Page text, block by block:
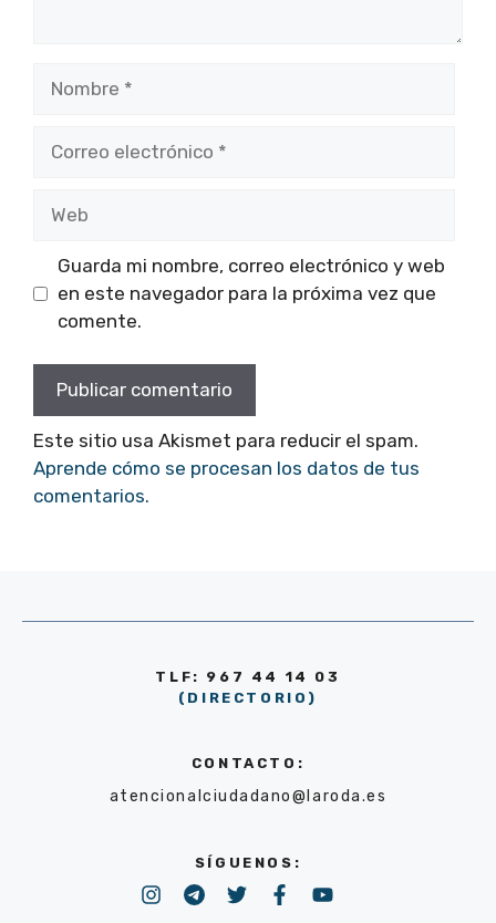
Guarda mi nombre, correo electrónico y web
en este navegador para la próxima vez que
comente.
Este sitio usa Akismet para reducir el spam.
Aprende cómo se procesan los datos de tus
comentarios.
TLF: 967 44 14 03
(DIRECTORIO)
CONTACTO:
atencionalciudadano@laroda.es
SÍGUENOS: